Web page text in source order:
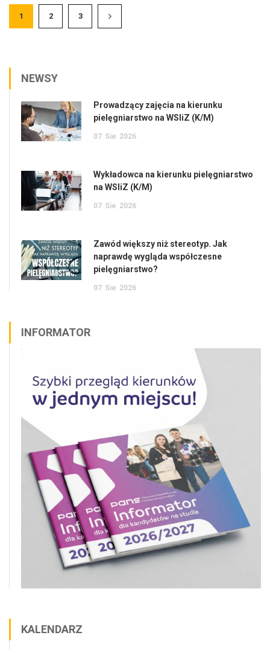
1 2 3
NEWSY
Prowadzący zajęcia na kierunku
pielęgniarstwo na WSIiZ (K/M)
07 Sie 2026
Wykładowca na kierunku pielęgniarstwo
na WSIiZ (K/M)
07 Sie 2026
Zawód większy niż stereotyp. Jak
naprawdę wygląda współczesne
pielęgniarstwo?
07 Sie 2026
INFORMATOR
KALENDARZ